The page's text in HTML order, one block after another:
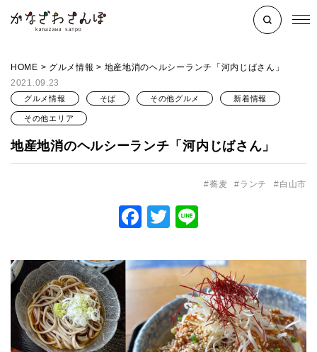
HOME > グルメ情報 > 地産地消のヘルシーランチ「河内じばさん」
2021.09.23
グルメ情報 そば その他グルメ 新着情報
その他エリア
地産地消のヘルシーランチ「河内じばさん」
蕎麦 ランチ 白山市
Facebook
Twitter